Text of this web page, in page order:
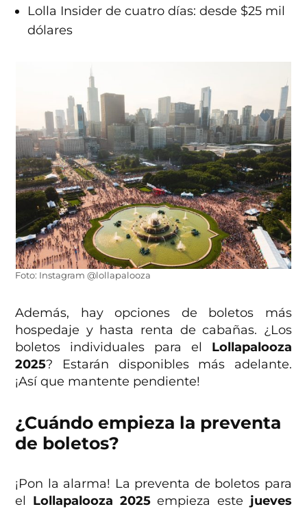
Lolla Insider de cuatro días: desde $25 mil
dólares
Foto: Instagram @lollapalooza
Además, hay opciones de boletos más
hospedaje y hasta renta de cabañas. ¿Los
boletos individuales para el Lollapalooza
2025? Estarán disponibles más adelante.
¡Así que mantente pendiente!
¿Cuándo empieza la preventa
de boletos?
¡Pon la alarma! La preventa de boletos para
el Lollapalooza 2025empieza este jueves